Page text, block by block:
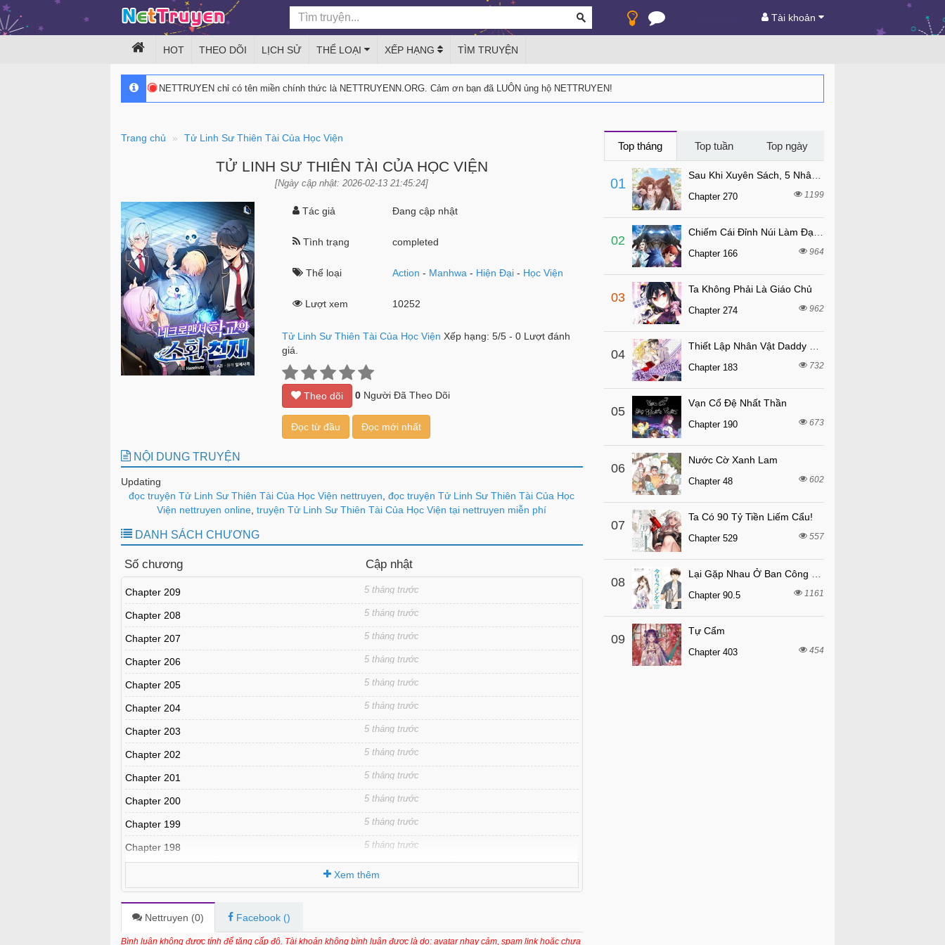
Tài khoản
HOT THEO DÕI LỊCH SỬ THỂ LOẠI XẾP HẠNG TÌM TRUYỆN
NETTRUYEN chỉ có tên miền chính thức là NETTRUYENN.ORG. Cảm ơn bạn đã LUÔN ủng hộ NETTRUYEN!
Trang chủ Tử Linh Sư Thiên Tài Của Học Viện
TỬ LINH SƯ THIÊN TÀI CỦA HỌC VIỆN
[Ngày cập nhật: 2026-02-13 21:45:24]
Tác giả Đang cập nhật
Tình trạng completed
Thể loại Action - Manhwa - Hiện Đại - Học Viện
Lượt xem 10252
Tử Linh Sư Thiên Tài Của Học Viện Xếp hạng: 5/5- 0Lượt đánh
giá.
Theo dõi 0Người Đã Theo Dõi
Đọc từ đầu Đọc mới nhất
NỘI DUNG TRUYỆN
Updating
đọc truyện Tử Linh Sư Thiên Tài Của Học Viện nettruyen đọc truyện Tử Linh Sư Thiên Tài Của Học
Viện nettruyen online truyện Tử Linh Sư Thiên Tài Của Học Viện tại nettruyen miễn phí
DANH SÁCH CHƯƠNG
Số chương Cập nhật
Chapter 209 5 tháng trước
Chapter 208 5 tháng trước
Chapter 207 5 tháng trước
Chapter 206 5 tháng trước
Chapter 205 5 tháng trước
Chapter 204 5 tháng trước
Chapter 203 5 tháng trước
Chapter 202 5 tháng trước
Chapter 201 5 tháng trước
Chapter 200 5 tháng trước
Chapter 199 5 tháng trước
Chapter 198 5 tháng trước
Chapter 196 5 tháng trước
Chapter 195
Chapter 194 5 tháng trước
Xem thêm
Nettruyen (0) Facebook ()
Bình luận không được tính để tăng cấp độ. Tài khoản không bình luận được là do: avatar nhạy cảm, spam link hoặc chưa
Top tháng Top tuần Top ngày
01
Chapter 270 1199
02
Chapter 166 964
03
Ta Không Phải Là Giáo Chủ
Chapter 274 962
04
Chapter 183 732
05
Vạn Cổ Đệ Nhất Thần
Chapter 190 673
06
Nước Cờ Xanh Lam
Chapter 48 602
07
Ta Có 90 Tỷ Tiền Liếm Cẩu!
Chapter 529 557
08
Chapter 90.5 1161
09
Tự Cẩm
Chapter 403 454